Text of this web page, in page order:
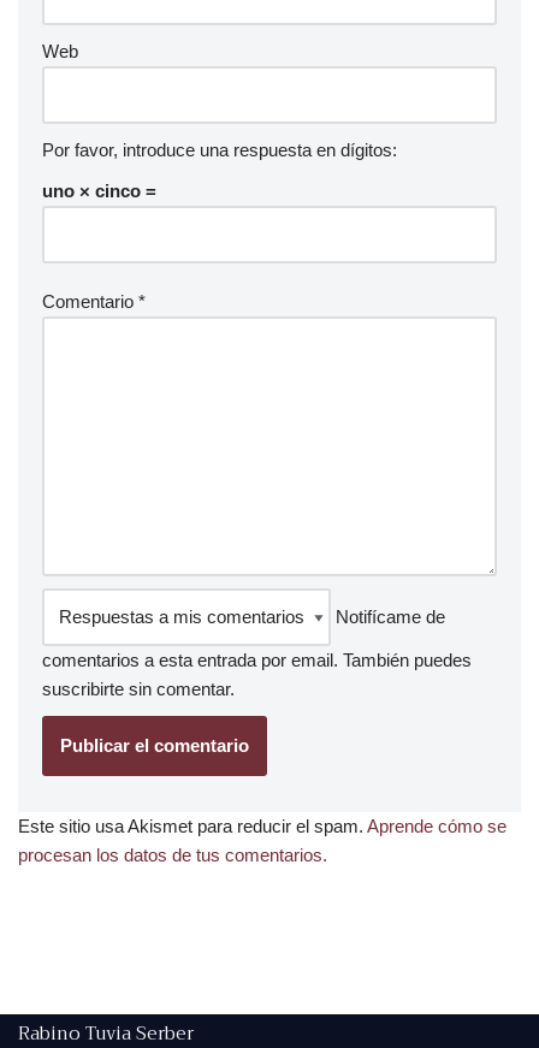
Web
Por favor, introduce una respuesta en dígitos:
uno × cinco =
Comentario *
Notifícame de
comentarios a esta entrada por email. También puedes
suscribirte sin comentar.
Este sitio usa Akismet para reducir el spam. Aprende cómo se
procesan los datos de tus comentarios.
Rabino Tuvia Serber